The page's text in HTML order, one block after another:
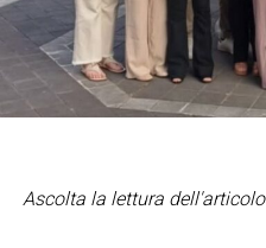
Ascolta la lettura dell'articolo